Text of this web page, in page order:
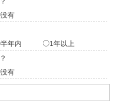
没有
半年内
1年以上
没有